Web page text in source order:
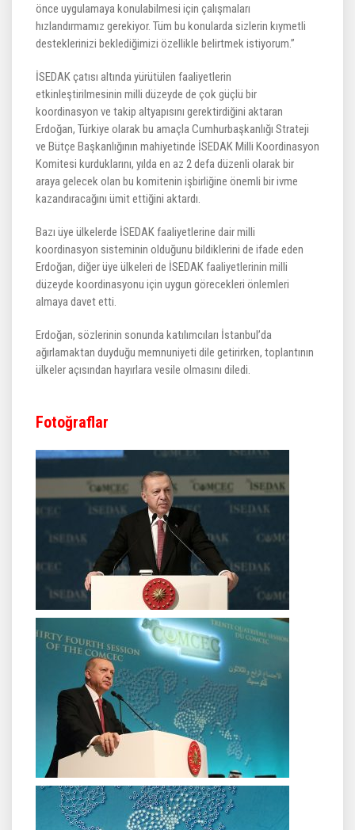
önce uygulamaya konulabilmesi için çalışmaları
hızlandırmamız gerekiyor. Tüm bu konularda sizlerin kıymetli
desteklerinizi beklediğimizi özellikle belirtmek istiyorum.”
İSEDAK çatısı altında yürütülen faaliyetlerin
etkinleştirilmesinin milli düzeyde de çok güçlü bir
koordinasyon ve takip altyapısını gerektirdiğini aktaran
Erdoğan, Türkiye olarak bu amaçla Cumhurbaşkanlığı Strateji
ve Bütçe Başkanlığının mahiyetinde İSEDAK Milli Koordinasyon
Komitesi kurduklarını, yılda en az 2 defa düzenli olarak bir
araya gelecek olan bu komitenin işbirliğine önemli bir ivme
kazandıracağını ümit ettiğini aktardı.
Bazı üye ülkelerde İSEDAK faaliyetlerine dair milli
koordinasyon sisteminin olduğunu bildiklerini de ifade eden
Erdoğan, diğer üye ülkeleri de İSEDAK faaliyetlerinin milli
düzeyde koordinasyonu için uygun görecekleri önlemleri
almaya davet etti.
Erdoğan, sözlerinin sonunda katılımcıları İstanbul’da
ağırlamaktan duyduğu memnuniyeti dile getirirken, toplantının
ülkeler açısından hayırlara vesile olmasını diledi.
Fotoğraflar